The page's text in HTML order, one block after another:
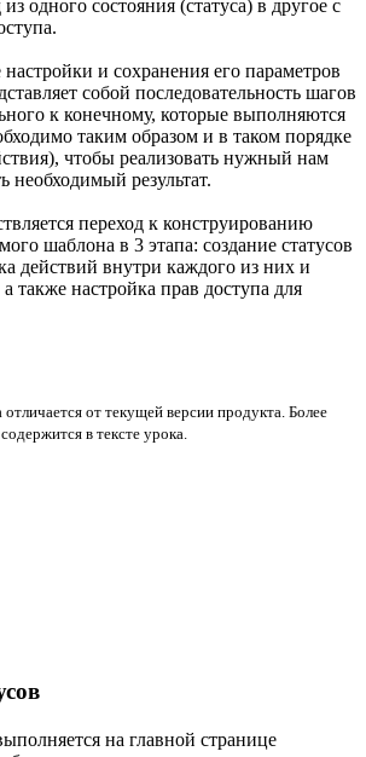
одного состояния (статуса) в другое с
настройки и сохранения его параметров
собой последовательность шагов
к конечному, которые выполняются
таким образом и в таком порядке
чтобы реализовать нужный нам
необходимый результат.
переход к конструированию
шаблона в 3 этапа: создание статусов
действий внутри каждого из них и
также настройка прав доступа для
от текущей версии продукта. Более
в тексте урока.
на главной странице